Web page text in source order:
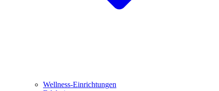
Wellness-Einrichtungen